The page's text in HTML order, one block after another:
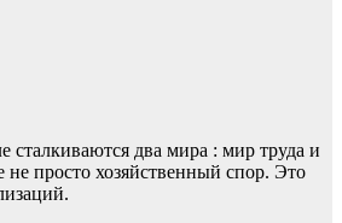
сталкиваются два мира : мир труда и
не просто хозяйственный спор. Это